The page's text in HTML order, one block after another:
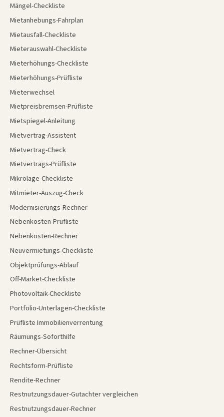
Mängel-Checkliste
Mietanhebungs-Fahrplan
Mietausfall-Checkliste
Mieterauswahl-Checkliste
Mieterhöhungs-Checkliste
Mieterhöhungs-Prüfliste
Mieterwechsel
Mietpreisbremsen-Prüfliste
Mietspiegel-Anleitung
Mietvertrag-Assistent
Mietvertrag-Check
Mietvertrags-Prüfliste
Mikrolage-Checkliste
Mitmieter-Auszug-Check
Modernisierungs-Rechner
Nebenkosten-Prüfliste
Nebenkosten-Rechner
Neuvermietungs-Checkliste
Objektprüfungs-Ablauf
Off-Market-Checkliste
Photovoltaik-Checkliste
Portfolio-Unterlagen-Checkliste
Prüfliste Immobilienverrentung
Räumungs-Soforthilfe
Rechner-Übersicht
Rechtsform-Prüfliste
Rendite-Rechner
Restnutzungsdauer-Gutachter vergleichen
Restnutzungsdauer-Rechner